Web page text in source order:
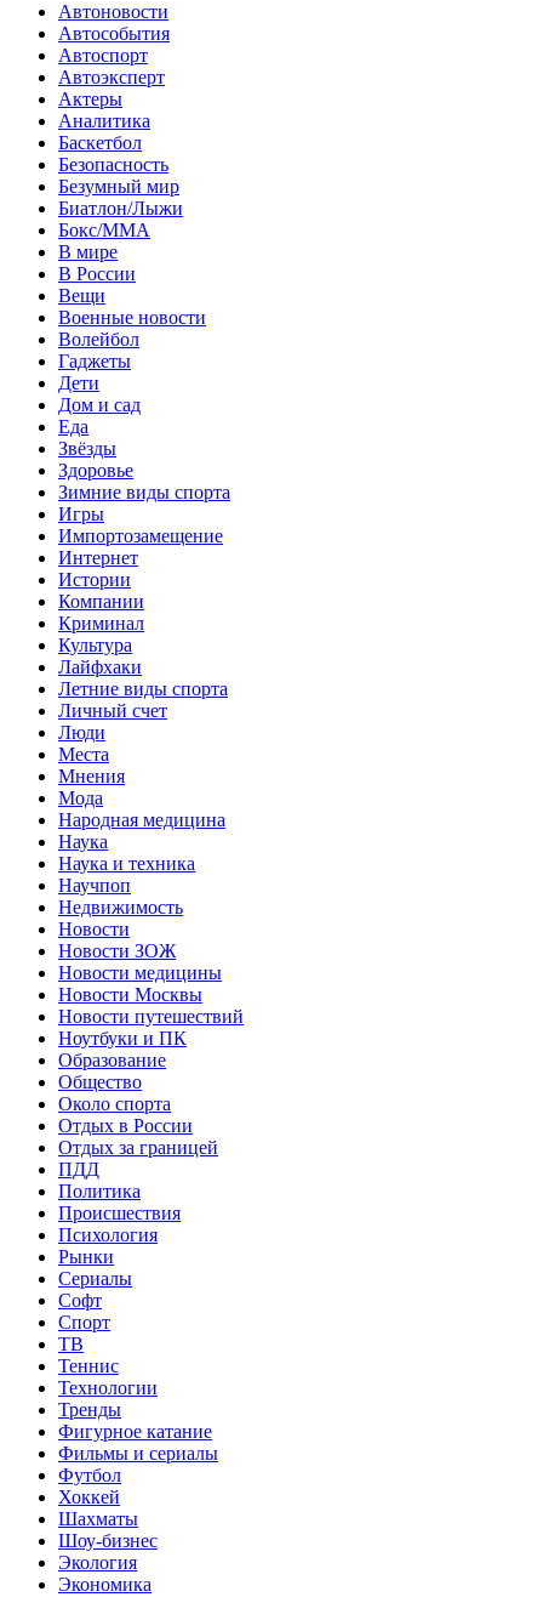
Автоновости
Автособытия
Автоспорт
Автоэксперт
Актеры
Аналитика
Баскетбол
Безопасность
Безумный мир
Биатлон/Лыжи
Бокс/MMA
В мире
В России
Вещи
Военные новости
Волейбол
Гаджеты
Дети
Дом и сад
Еда
Звёзды
Здоровье
Зимние виды спорта
Игры
Импортозамещение
Интернет
Истории
Компании
Криминал
Культура
Лайфхаки
Летние виды спорта
Личный счет
Люди
Места
Мнения
Мода
Народная медицина
Наука
Наука и техника
Научпоп
Недвижимость
Новости
Новости ЗОЖ
Новости медицины
Новости Москвы
Новости путешествий
Ноутбуки и ПК
Образование
Общество
Около спорта
Отдых в России
Отдых за границей
ПДД
Политика
Происшествия
Психология
Рынки
Сериалы
Софт
Спорт
ТВ
Теннис
Технологии
Тренды
Фигурное катание
Фильмы и сериалы
Футбол
Хоккей
Шахматы
Шоу-бизнес
Экология
Экономика